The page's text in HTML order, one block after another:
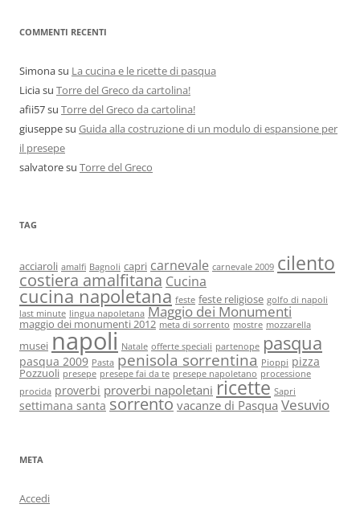
COMMENTI RECENTI
Simonasu La cucina e le ricette di pasqua
Liciasu Torre del Greco da cartolina!
afii57su Torre del Greco da cartolina!
giuseppesu Guida alla costruzione di un modulo di espansione per
il presepe
salvatoresu Torre del Greco
TAG
acciaroli amalfi Bagnoli capri carnevale carnevale 2009 cilento
costiera amalfitana Cucina
cucina napoletana feste feste religiose golfo di napoli
last minute lingua napoletana Maggio dei Monumenti
maggio dei monumenti 2012 meta di sorrento mostre mozzarella
musei napoli Natale offerte speciali partenope pasqua
pasqua 2009 Pasta penisola sorrentina Pioppi pizza
Pozzuoli presepe presepe fai da te presepe napoletano processione
procida proverbi proverbi napoletani ricette Sapri
settimana santa sorrento vacanze di Pasqua Vesuvio
META
Accedi